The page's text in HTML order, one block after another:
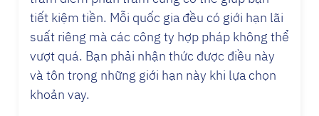
tiết kiệm tiền. Mỗi quốc gia đều có giới hạn lãi
suất riêng mà các công ty hợp pháp không thể
vượt quá. Bạn phải nhận thức được điều này
và tôn trọng những giới hạn này khi lựa chọn
khoản vay.